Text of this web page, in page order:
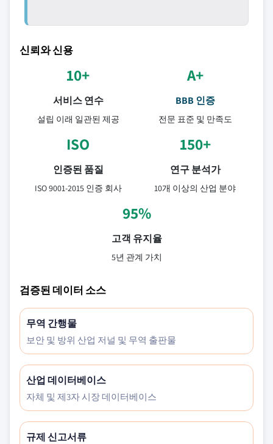
신뢰와 신용
10+
서비스 연수
설립 이래 일관된 제공
A+
BBB 인증
전문 표준 및 만족도
ISO
인증된 품질
ISO 9001-2015 인증 회사
150+
연구 분석가
10개 이상의 산업 분야
95%
고객 유지율
5년 관계 가치
검증된 데이터 소스
무역 간행물
보안 및 방위 산업 저널 및 무역 출판물
산업 데이터베이스
자체 및 제3자 시장 데이터베이스
규제 신고서류